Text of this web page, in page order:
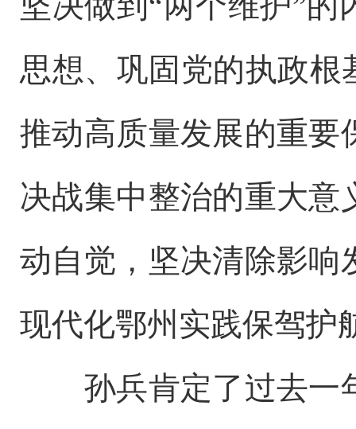
思想、巩固党的执政根
推动高质量发展的重要
决战集中整治的重大
动自觉，坚决清除影响
现代化鄂州实践保驾护
孙兵肯定了过去一